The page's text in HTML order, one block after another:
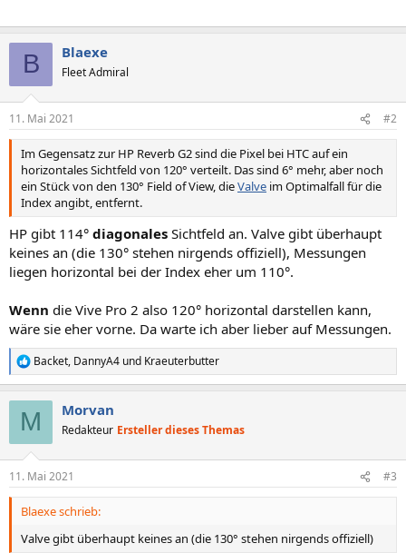
B Blaexe
Fleet Admiral
11. Mai 2021 #2
Im Gegensatz zur HP Reverb G2 sind die Pixel bei HTC auf ein
horizontales Sichtfeld von 120° verteilt. Das sind 6° mehr, aber noch
ein Stück von den 130° Field of View, dieValve im Optimalfall für die
Index angibt, entfernt.
HP gibt 114° diagonales Sichtfeld an. Valve gibt überhaupt
keines an (die 130° stehen nirgends offiziell), Messungen
liegen horizontal bei der Index eher um 110°.
Wenn die Vive Pro 2 also 120° horizontal darstellen kann,
wäre sie eher vorne. Da warte ich aber lieber auf Messungen.
R
e
e
n
Backet, DannyA4 und Kraeuterbutter
M Morvan
Redakteur Ersteller dieses Themas
11. Mai 2021 #3
Blaexe schrieb:
Valve gibt überhaupt keines an (die 130° stehen nirgends offiziell)